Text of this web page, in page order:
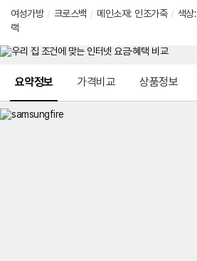
여성가방 / 크로스백 / 메인소재: 인조가죽 / 색상
랙
요약정보 가격비교 상품정보